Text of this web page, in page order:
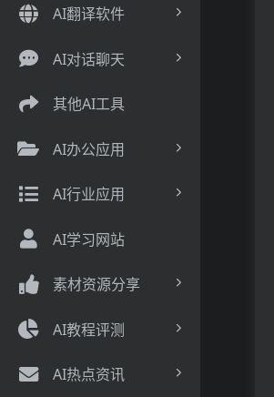
AI翻译软件
AI对话聊天
其他AI工具
AI办公应用
AI行业应用
AI学习网站
素材资源分享
AI教程评测
AI热点资讯